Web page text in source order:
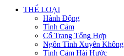
THỂ LOẠI
Hành Động
Tình Cảm
Cổ Trang Tổng Hợp
Ngôn Tình Xuyên Không
Tình Cảm Hài Hước